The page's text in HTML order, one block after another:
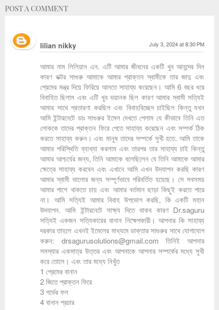
POST A COMMENT
lilian nikky July 3, 2024 at 8:30 PM
আমার নাম লিলিয়ান এন. এটি আমার জীবনের একটি খুব আনন্দের দিন
কারণ ডক্টর সাগুরু আমাকে আমার প্রাক্তন স্বামীকে তার জাদু এবং
প্রেমের মন্ত্র দিয়ে ফিরিয়ে আনতে সাহায্য করেছেন। আমি 6 বছর ধরে
বিবাহিত ছিলাম এবং এটি খুব ভয়ানক ছিল কারণ আমার স্বামী সত্যিই
আমার সাথে প্রতারণা করছিল এবং বিবাহবিচ্ছেদ চাইছিল কিন্তু যখন
আমি ইন্টারনেটে ডাঃ সাগুরুর ইমেল দেখতে পেলাম যে কীভাবে তিনি এত
লোককে তাদের প্রাক্তন ফিরে পেতে সাহায্য করেছেন এবং সম্পর্ক ঠিক
করতে সাহায্য করুন। এবং মানুষ তাদের সম্পর্কে সুখী হতে. আমি তাকে
আমার পরিস্থিতি ব্যাখ্যা করলাম এবং তারপর তার সাহায্য চাই কিন্তু
আমার আশ্চর্যের জন্য, তিনি আমাকে বলেছিলেন যে তিনি আমাকে আমার
ক্ষেত্রে সাহায্য করবেন এবং এখানে আমি এখন উদযাপন করছি কারণ
আমার স্বামী ভালোর জন্য সম্পূর্ণভাবে পরিবর্তিত হয়েছে। সে সবসময়
আমার পাশে থাকতে চায় এবং আমার বর্তমান ছাড়া কিছুই করতে পারে
না। আমি সত্যিই আমার বিবাহ উপভোগ করছি, কি একটি মহান
উদযাপন. আমি ইন্টারনেটে সাক্ষ্য দিতে থাকব কারণ Dr.saguru
সত্যিই একজন সত্যিকারের বানান নিক্ষেপকারী। আপনার কি সাহায্য
দরকার তাহলে এখনই ইমেলের মাধ্যমে ডাক্তার সাগুরুর সাথে যোগাযোগ
করুন: drsagurusolutions@gmail.com তিনিই আপনার
সমস্যার একমাত্র উত্তর এবং আপনাকে আপনার সম্পর্কের মধ্যে সুখী
করে তোলে। এবং তার মধ্যে নিখুঁত
1 প্রেমের বানান
2 জিতে প্রাক্তন ফিরে
3 গর্ভের ফল
4 বানান প্রচার